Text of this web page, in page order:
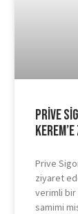
Prive
Prive
ziyaret
verimli bir
samimi